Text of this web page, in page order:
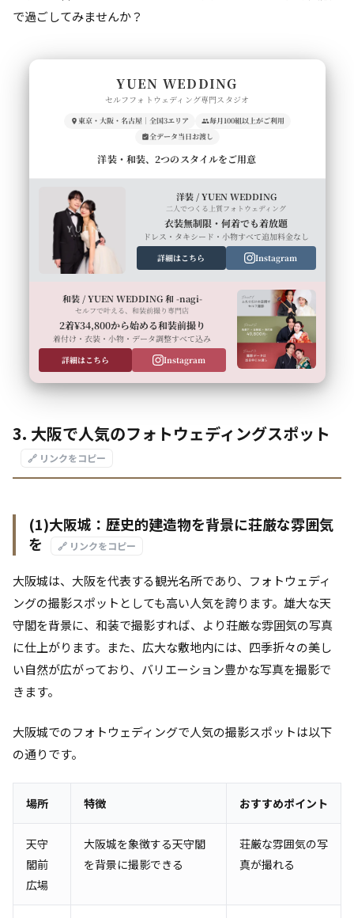
で過ごしてみませんか？
YUEN WEDDING
セルフフォトウェディング専門スタジオ
東京・大阪・名古屋｜全国3エリア
毎月100組以上がご利用
全データ当日お渡し
洋装・和装、2つのスタイルをご用意
洋装 / YUEN WEDDING
二人でつくる上質フォトウェディング
衣装無制限・何着でも着放題
ドレス・タキシード・小物すべて追加料金なし
詳細はこちら
Instagram
和装 / YUEN WEDDING 和 -nagi-
セルフで叶える、和装前撮り専門店
2着¥34,800から始める和装前撮り
着付け・衣装・小物・データ調整すべて込み
詳細はこちら
Instagram
3. 大阪で人気のフォトウェディングスポット
🔗 リンクをコピー
(1)大阪城：歴史的建造物を背景に荘厳な雰囲気
を
🔗 リンクをコピー
大阪城は、大阪を代表する観光名所であり、フォトウェディ
ングの撮影スポットとしても高い人気を誇ります。雄大な天
守閣を背景に、和装で撮影すれば、より荘厳な雰囲気の写真
に仕上がります。また、広大な敷地内には、四季折々の美し
い自然が広がっており、バリエーション豊かな写真を撮影で
きます。
大阪城でのフォトウェディングで人気の撮影スポットは以下
の通りです。
場所 特徴 おすすめポイント
天守
閣前
広場
大阪城を象徴する天守閣
を背景に撮影できる
荘厳な雰囲気の写
真が撮れる